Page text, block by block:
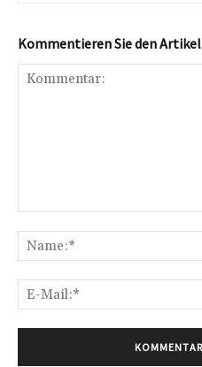
Kommentieren Sie den Artikel